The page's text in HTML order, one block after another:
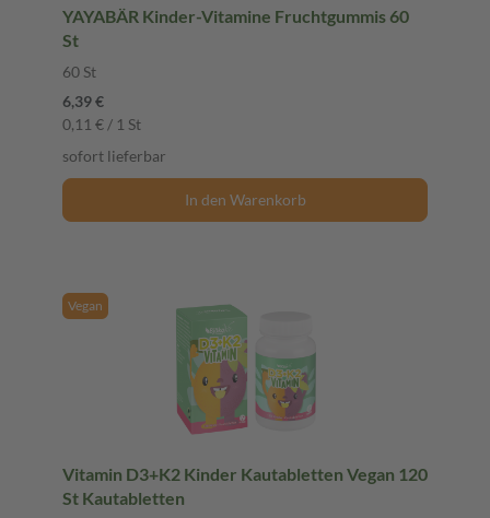
YAYABÄR Kinder-Vitamine Fruchtgummis 60
St
60 St
6,39 €
0,11 € / 1 St
sofort lieferbar
In den Warenkorb
Vegan
Vitamin D3+K2 Kinder Kautabletten Vegan 120
St Kautabletten